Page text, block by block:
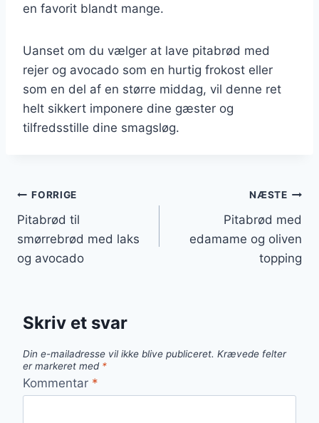
en favorit blandt mange.
Uanset om du vælger at lave pitabrød med
rejer og avocado som en hurtig frokost eller
som en del af en større middag, vil denne ret
helt sikkert imponere dine gæster og
tilfredsstille dine smagsløg.
Indlægsnavigation
FORRIGE
Pitabrød til
smørrebrød med laks
og avocado
NÆSTE
Pitabrød med
edamame og oliven
topping
Skriv et svar
Din e-mailadresse vil ikke blive publiceret. Krævede felter
er markeret med *
Kommentar *